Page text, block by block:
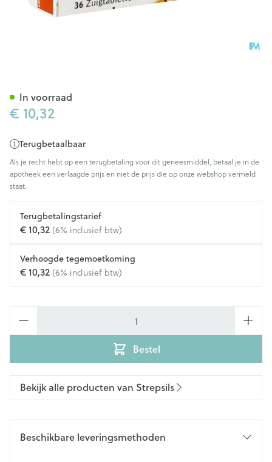
€ 10,32
Terugbetaalbaar
Als je recht hebt op een terugbetaling voor dit geneesmiddel, betaal je in de
apotheek een verlaagde prijs en niet de prijs die op onze webshop vermeld
staat.
Terugbetalingstarief
€ 10,32(6% inclusief btw)
Verhoogde tegemoetkoming
€ 10,32(6% inclusief btw)
Bestel
In voorraad
Bekijk alle producten van Strepsils
Beschikbare leveringsmethoden